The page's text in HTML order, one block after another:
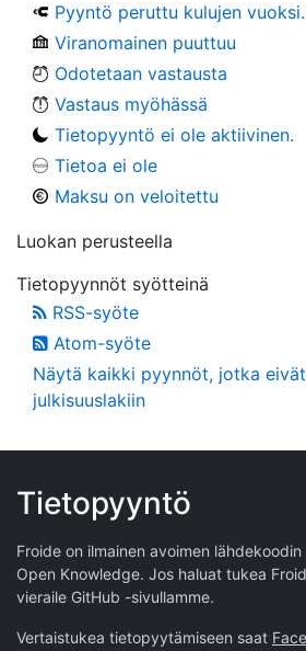
Pyyntö peruttu kulujen vuoksi.
Viranomainen puuttuu
Odotetaan vastausta
Vastaus myöhässä
Tietopyyntö ei ole aktiivinen.
Tietoa ei ole
Maksu on veloitettu
Luokan perusteella
Tietopyynnöt syötteinä
RSS-syöte
Atom-syöte
Näytä kaikki pyynnöt, jotka
julkisuuslakiin
Tietopyyntö
Froide on ilmainen avoimen
Open Knowledge. Jos haluat tukea
vieraile GitHub -sivullamme.
Vertaistukea tietopyytämiseen saat